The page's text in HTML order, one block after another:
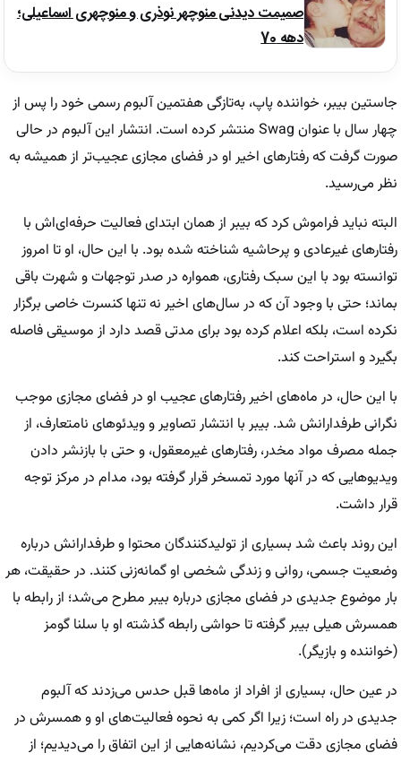
صمیمت دیدنی منوچهر نوذری و منوچهری اسماعیلی؛
دهه 70
جاستین بیبر، خواننده پاپ، به‌تازگی هفتمین آلبوم رسمی خود را پس از
چهار سال با عنوان Swag منتشر کرده است. انتشار این آلبوم در حالی
صورت گرفت که رفتار‌های اخیر او در فضای مجازی عجیب‌تر از همیشه به
نظر می‌رسید.
البته نباید فراموش کرد که بیبر از همان ابتدای فعالیت حرفه‌ای‌اش با
رفتار‌های غیرعادی و پرحاشیه شناخته شده بود. با این حال، او تا امروز
توانسته بود با این سبک رفتاری، همواره در صدر توجهات و شهرت باقی
بماند؛ حتی با وجود آن که در سال‌های اخیر نه تنها کنسرت خاصی برگزار
نکرده است، بلکه اعلام کرده بود برای مدتی قصد دارد از موسیقی فاصله
بگیرد و استراحت کند.
با این حال، در ماه‌های اخیر رفتار‌های عجیب او در فضای مجازی موجب
نگرانی طرفدارانش شد. بیبر با انتشار تصاویر و ویدئو‌های نامتعارف، از
جمله مصرف مواد مخدر، رفتار‌های غیرمعقول، و حتی با بازنشر دادن
ویدیو‌هایی که در آنها مورد تمسخر قرار گرفته بود، مدام در مرکز توجه
قرار داشت.
این روند باعث شد بسیاری از تولیدکنندگان محتوا و طرفدارانش درباره
وضعیت جسمی، روانی و زندگی شخصی او گمانه‌زنی کنند. در حقیقت، هر
بار موضوع جدیدی در فضای مجازی درباره بیبر مطرح می‌شد؛ از رابطه با
همسرش هیلی بیبر گرفته تا حواشی رابطه گذشته او با سلنا گومز
(خواننده و بازیگر).
در عین حال، بسیاری از افراد از ماه‌ها قبل حدس می‌زدند که آلبوم
جدیدی در راه است؛ زیرا اگر کمی به نحوه فعالیت‌های او و همسرش در
فضای مجازی دقت می‌کردیم، نشانه‌هایی از این اتفاق را می‌دیدیم؛ از